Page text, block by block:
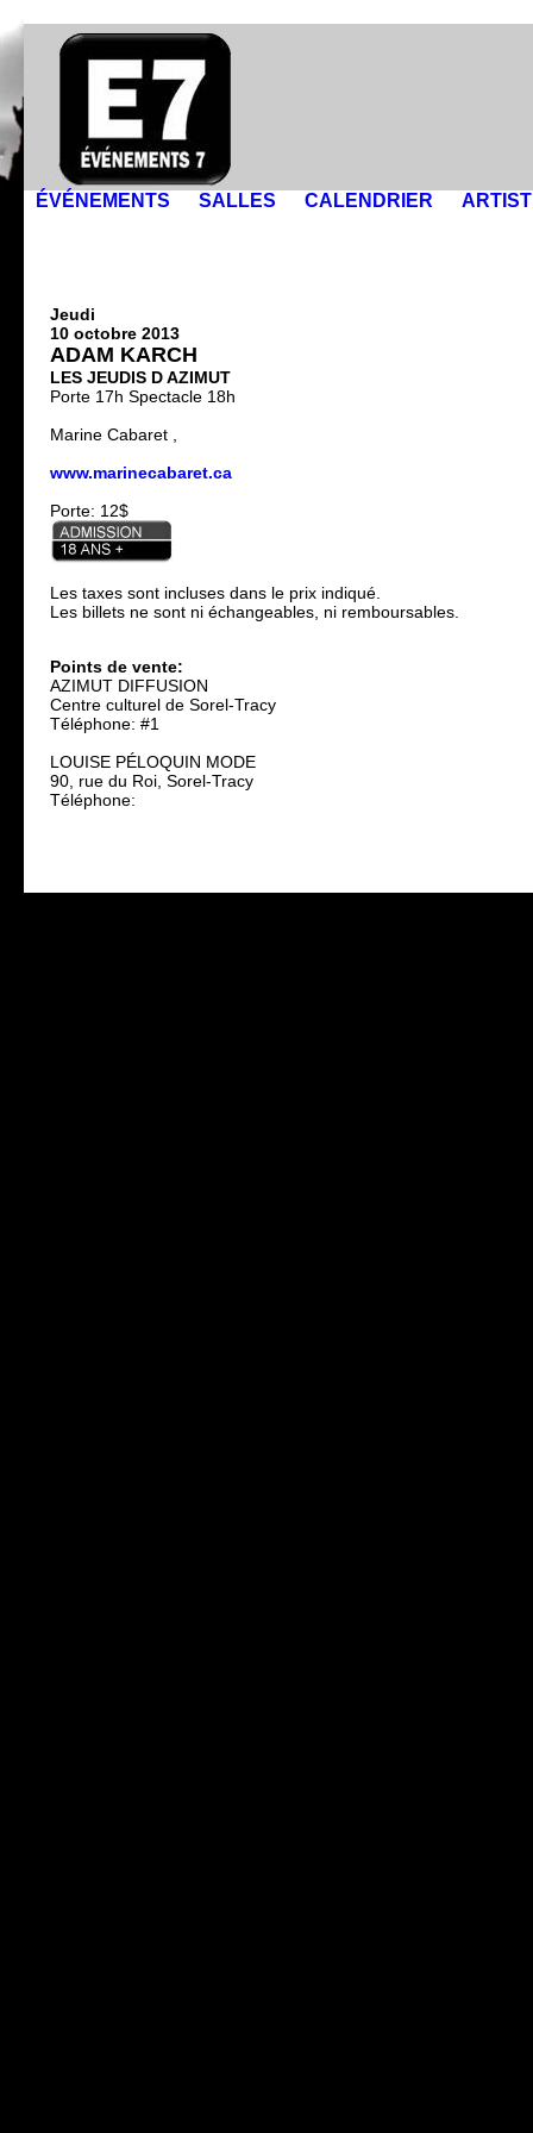
ÉVÉNEMENTS SALLES CALENDRIER
Jeudi
10 octobre 2013
ADAM KARCH
LES JEUDIS D AZIMUT
Porte 17h Spectacle 18h
Marine Cabaret ,
www.marinecabaret.ca
Porte: 12$
Les taxes sont incluses dans le prix indiqué.
Les billets ne sont ni échangeables, ni remboursables.
Points de vente:
AZIMUT DIFFUSION
Centre culturel de Sorel-Tracy
Téléphone: #1
LOUISE PÉLOQUIN MODE
90, rue du Roi, Sorel-Tracy
Téléphone: